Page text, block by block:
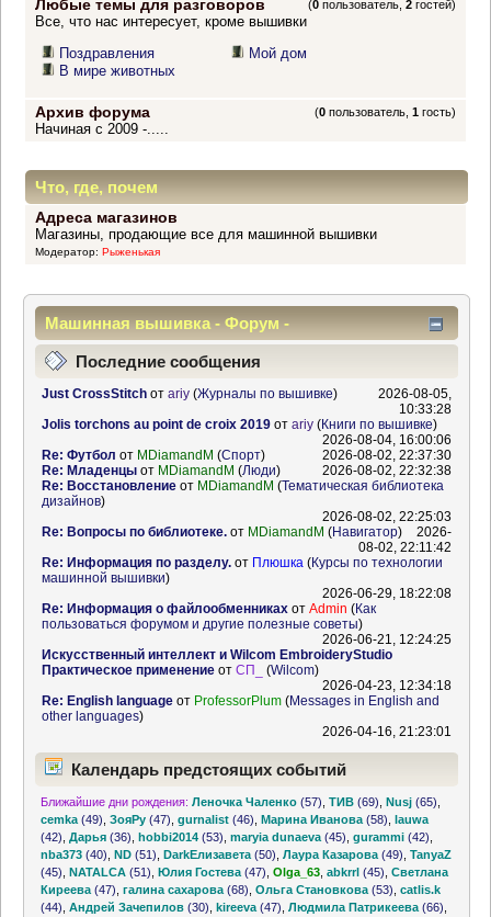
Любые темы для разговоров (0 пользователь,2 гостей)
Все, что нас интересует, кроме вышивки
Поздравления
В мире животных
Мой дом
Архив форума (0 пользователь,1 гость)
Начиная с 2009 -.....
Что, где, почем
Адреса магазинов
Магазины, продающие все для машинной вышивки
Модератор: Рыженькая
Машинная вышивка - Форум -
Информационный центр
Последние сообщения
Just CrossStitchот ariy(Журналы по вышивке)
2026-08-05,
10:33:28
Jolis torchons au point de croix 2019от ariy(Книги по вышивке)
2026-08-04, 16:00:06
Re: Футбол от MDiamandM (Спорт)
2026-08-02, 22:37:30
Re: Младенцыот MDiamandM (Люди)
2026-08-02, 22:32:38
Re: Восстановлениеот MDiamandM (Тематическая библиотека
дизайнов)
2026-08-02, 22:25:03
Re: Вопросы по библиотеке.от MDiamandM (Навигатор)
2026-
08-02, 22:11:42
Re: Информация по разделу.от Плюшка (Курсы по технологии
машинной вышивки)
2026-06-29, 18:22:08
Re: Информация о файлообменникахот Admin (Как
пользоваться форумом и другие полезные советы)
2026-06-21, 12:24:25
Искусственный интеллект и Wilcom EmbroideryStudio
Практическое применениеот СП_ (Wilcom)
2026-04-23, 12:34:18
Re: English languageот ProfessorPlum(Messages in English and
other languages)
2026-04-16, 21:23:01
Календарь предстоящих событий
Ближайшие дни рождения: Леночка Чаленко (57) ,ТИВ (69) ,Nusj (65)
cemka (49) ,ЗояРу (47) ,gurnalist (46) ,Марина Иванова (58) ,lauwa
(42) ,Дарья (36) ,hobbi2014 (53) ,maryia dunaeva (45) ,gurammi (42)
nba373 (40) ,ND (51) ,DarkЕлизавета (50) ,Лаура Казарова (49) ,TanyaZ
(45) ,NATALCA (51) ,Юлия Гостева (47) ,Olga_63 ,abkrrl (45) ,Светлана
Киреева (47) ,галина сахарова (68) ,Ольга Становкова (53) ,catlis.k
(44) ,Андрей Зачепилов (30) ,kireeva (47) ,Людмила Патрикеева (66)